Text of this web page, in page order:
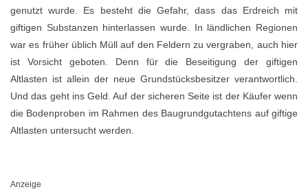
genutzt wurde. Es besteht die Gefahr, dass das Erdreich mit
giftigen Substanzen hinterlassen wurde. In ländlichen Regionen
war es früher üblich Müll auf den Feldern zu vergraben, auch hier
ist Vorsicht geboten. Denn für die Beseitigung der giftigen
Altlasten ist allein der neue Grundstücksbesitzer verantwortlich.
Und das geht ins Geld. Auf der sicheren Seite ist der Käufer wenn
die Bodenproben im Rahmen des Baugrundgutachtens auf giftige
Altlasten untersucht werden.
Anzeige